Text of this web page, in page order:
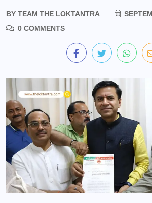
BY TEAM THE LOKTANTRA
0 COMMENTS